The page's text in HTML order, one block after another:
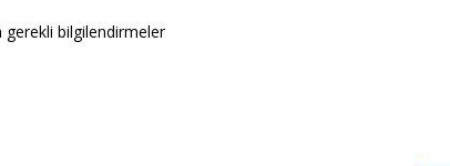
bilgilendirmeler